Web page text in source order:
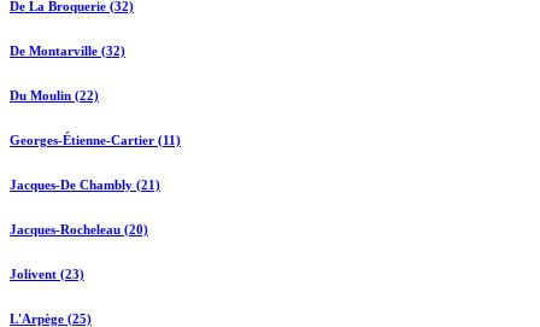
De La Broquerie (32)
De Montarville (32)
Du Moulin (22)
Georges-Étienne-Cartier (11)
Jacques-De Chambly (21)
Jacques-Rocheleau (20)
Jolivent (23)
L'Arpège (25)